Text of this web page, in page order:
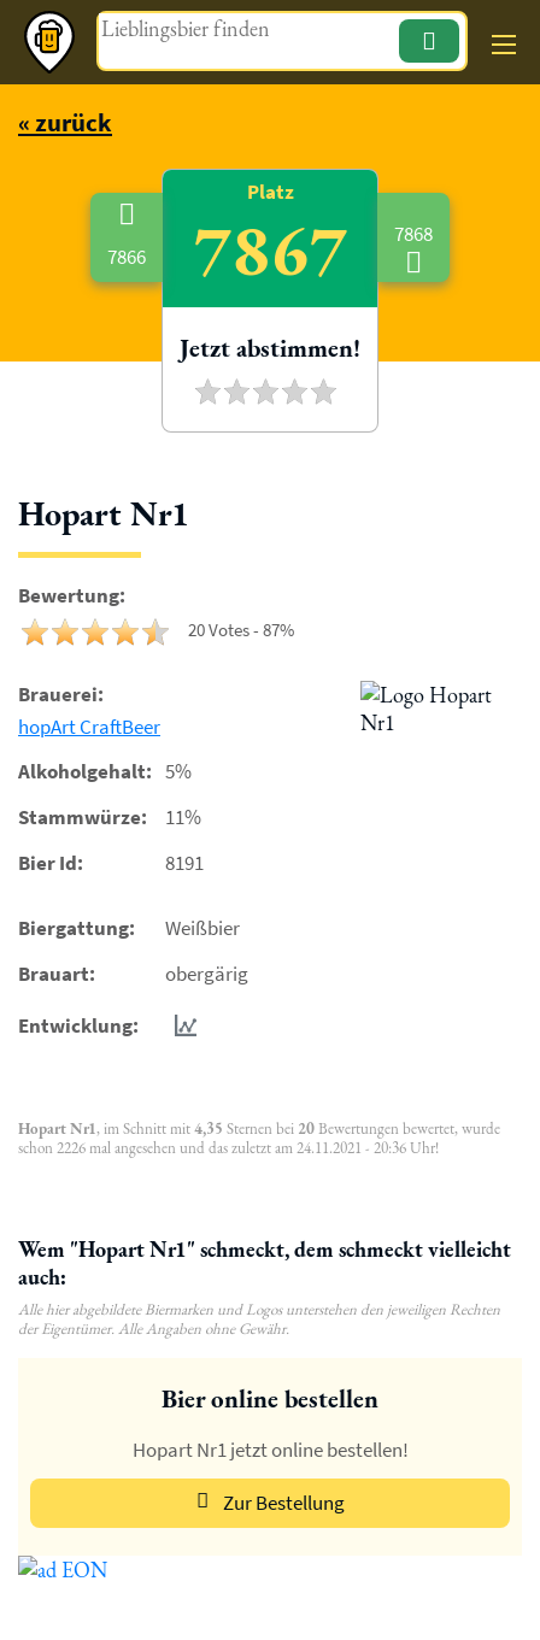
Magazin
« zurück
Hopart Nr1
Bewertung:
20 Votes - 87%
Brauerei:
hopArt CraftBeer
Alkoholgehalt: 5%
Stammwürze:
11%
Bier Id:
8191
Biergattung:
Weißbier
Brauart:
obergärig
Entwicklung:
Hopart Nr1, im Schnitt mit4,35 Sternen bei 20Bewertungen bewertet, wurde
schon 2226 mal angesehen und das zuletzt am 24.11.2021 - 20:36 Uhr!
Wem "Hopart Nr1" schmeckt, dem schmeckt vielleicht
auch:
Alle hier abgebildete Biermarken und Logos unterstehen den jeweiligen Rechten
der Eigentümer. Alle Angaben ohne Gewähr.
7866
Platz
7867
Jetzt abstimmen!
7868
Bier online bestellen
Hopart Nr1 jetzt online bestellen!
Zur Bestellung